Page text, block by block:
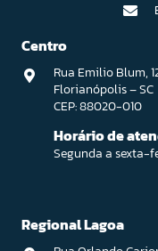
Centro
Rua Emilio Blum,
Florianópolis – SC
CEP: 88020-010
Horário de
Segunda a sexta-
Regional Lagoa